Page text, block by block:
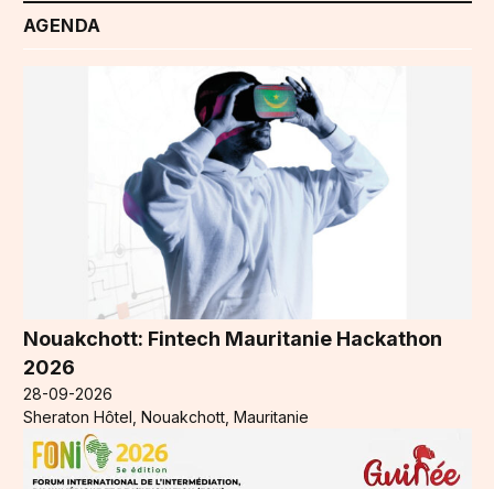
AGENDA
Nouakchott: Fintech Mauritanie Hackathon
2026
28-09-2026
Sheraton Hôtel, Nouakchott, Mauritanie